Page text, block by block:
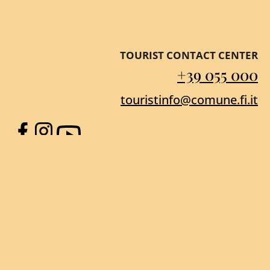
TOURIST CONTACT CENTER
+39 055 000
touristinfo@comune.fi.it
Facebook
Instagram
YouTube